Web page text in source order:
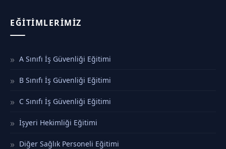
EĞITIMLERIMIZ
A Sınıfı İş Güvenliği Eğitimi
B Sınıfı İş Güvenliği Eğitimi
C Sınıfı İş Güvenliği Eğitimi
İşyeri Hekimliği Eğitimi
Diğer Sağlık Personeli Eğitimi